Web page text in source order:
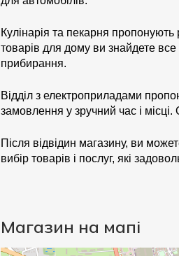
Кулінарія та пекарня пропонують
товарів для дому ви знайдете
прибирання.
Відділ з електроприладами
замовлення у зручний час і
Після відвідин магазину, ви
вибір товарів і послуг, які
Магазин на мапі